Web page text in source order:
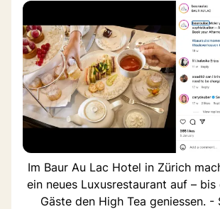
Im Baur Au Lac Hotel in Zürich
ein neues Luxusrestaurant auf –
Gäste den High Tea geniessen. -